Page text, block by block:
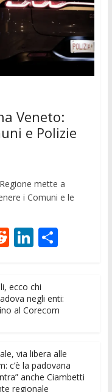
Veneto:
e Polizie
mette a
i Comuni e le
R
di
t
Li
k
e
dI
C
di
vi
ecco chi
negli enti:
al Corecom
via libera alle
c’è la padovana
anche Ciambetti
regionale